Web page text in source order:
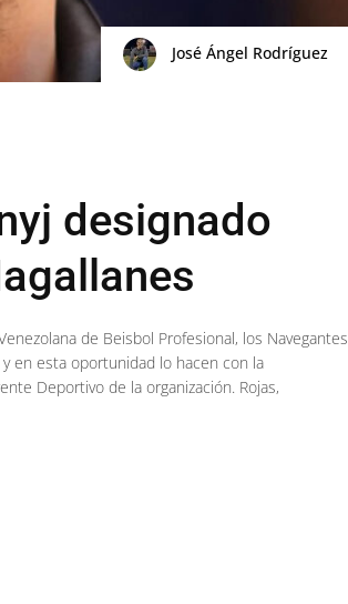
José Ángel Rodríguez
designado
de Beisbol Profesional, los Navegantes
en esta oportunidad lo hacen con la
Deportivo de la organización. Rojas,